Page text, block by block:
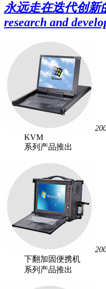
永远走在迭代创新
research and
KVM
系列产品推出
下翻加固便携机
系列产品推出